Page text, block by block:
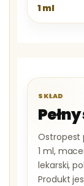
1 ml
SKŁAD
Ostropest
1 ml,
lekarski,
Produkt